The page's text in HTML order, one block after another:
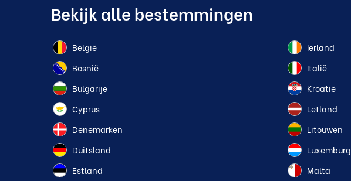
Bekijk alle bestemmingen
België
Bosnië
Bulgarije
Cyprus
Denemarken
Duitsland
Estland
Ierland
Italië
Kroatië
Letland
Litouwen
Luxemburg
Malta